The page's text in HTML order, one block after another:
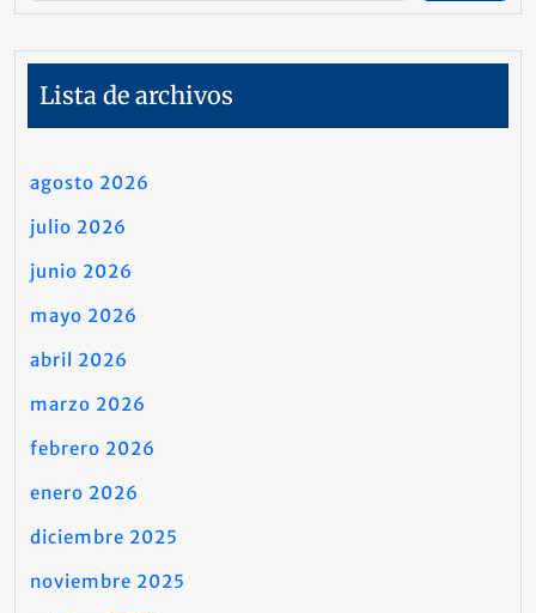
Lista de archivos
agosto 2026
julio 2026
junio 2026
mayo 2026
abril 2026
marzo 2026
febrero 2026
enero 2026
diciembre 2025
noviembre 2025